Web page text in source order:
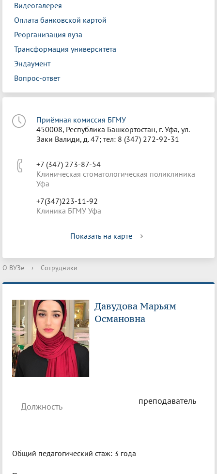
Видеогалерея
Оплата банковской картой
Реорганизация вуза
Трансформация университета
Эндаумент
Вопрос-ответ
Приёмная комиссия БГМУ
450008, Республика Башкортостан, г. Уфа, ул.
Заки Валиди, д. 47; тел: 8 (347) 272-92-31
+7 (347) 273-87-54
Клиническая стоматологическая поликлиника
Уфа
+7(347)223-11-92
Клиника БГМУ Уфа
Показать на карте
О ВУЗе › Сотрудники
Давудова Марьям
Османовна
Должность
преподаватель
Общий педагогический стаж: 3 года